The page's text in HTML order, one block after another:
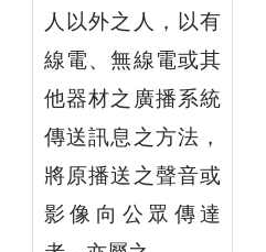
人以外之人，以有
線電、無線電或其
他器材之廣播系統
傳送訊息之方法，
將原播送之聲音或
影像向公眾傳達